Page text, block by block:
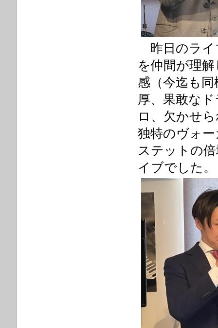
昨日のライ
を仲間が理
感（今迄も
厚、果敢な
ロ、欠かせ
独特のヴォ
ステットの
イブでした。